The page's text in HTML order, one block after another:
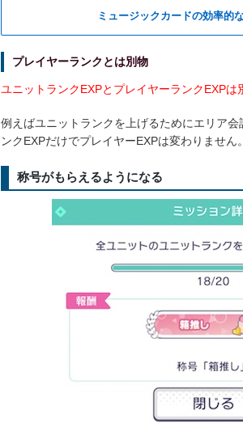
ミュージックカードの効率的
プレイヤーランクとは別物
ユニットランクEXPとプレイヤーランクEXPは
例えばユニットランクを上げるためにエリア
ンクEXPだけでプレイヤーEXPは変わりません。
称号がもらえるようになる